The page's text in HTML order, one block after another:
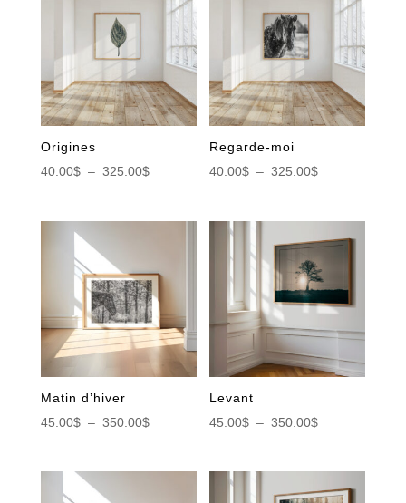
350.00$
325.00$
Origines
40.00$ – 325.00$Plage
prix :
325.00$
Regarde-moi
40.00$ – 325.00$Plage
prix :
40.00$
325.00$
Matin d’hiver
45.00$ – 350.00$Plage
prix :
Levant
45.00$ – 350.00$Plage
prix :
45.00$